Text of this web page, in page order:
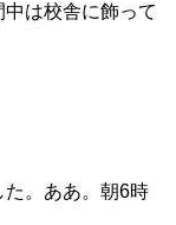
は校舎に飾って
。ああ。朝6時